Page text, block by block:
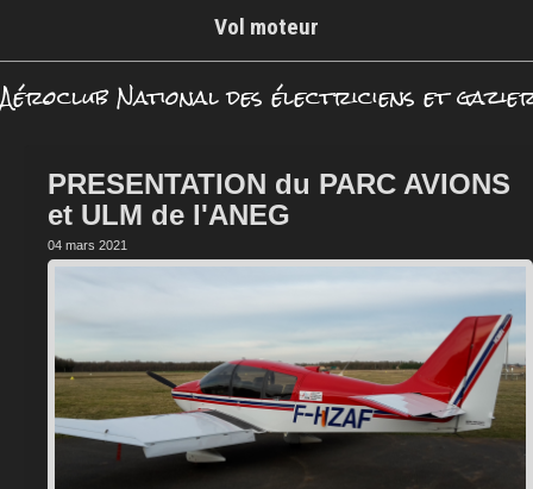
Vol moteur
Aéroclub National des électriciens et
PRESENTATION du PARC AVIONS
et ULM de l'ANEG
04 mars 2021